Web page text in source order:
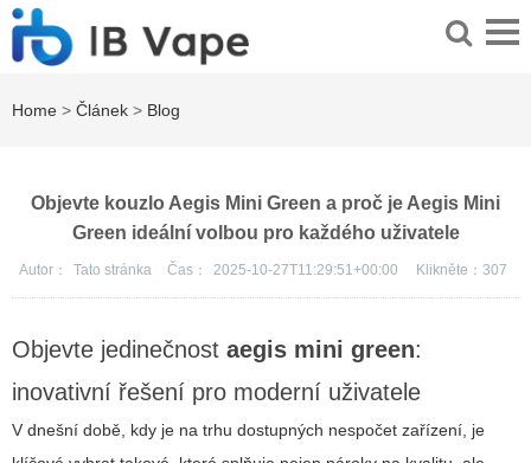
Home > Článek > Blog
Objevte kouzlo Aegis Mini Green a proč je Aegis Mini
Green ideální volbou pro každého uživatele
Autor： Tato stránka Čas： 2025-10-27T11:29:51+00:00 Klikněte： 307
Objevte jedinečnost aegis mini green:
inovativní řešení pro moderní uživatele
V dnešní době, kdy je na trhu dostupných nespočet zařízení, je